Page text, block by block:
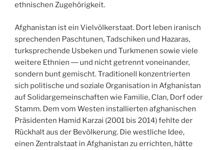
ethnischen Zugehörigkeit.
Afghanistan ist ein Vielvölkerstaat. Dort leben iranisch
sprechenden Paschtunen, Tadschiken und Hazaras,
turksprechende Usbeken und Turkmenen sowie viele
weitere Ethnien ― und nicht getrennt voneinander,
sondern bunt gemischt. Traditionell konzentrierten
sich politische und soziale Organisation in Afghanistan
auf Solidargemeinschaften wie Familie, Clan, Dorf oder
Stamm. Dem vom Westen installierten afghanischen
Präsidenten Hamid Karzai (2001 bis 2014) fehlte der
Rückhalt aus der Bevölkerung. Die westliche Idee,
einen Zentralstaat in Afghanistan zu errichten, hätte